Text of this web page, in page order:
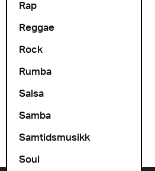
Rap
Reggae
Rock
Rumba
Salsa
Samba
Samtidsmusikk
Soul